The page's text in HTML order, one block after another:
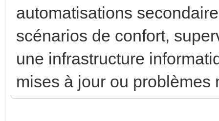
automatisations
scénarios de confort,
une infrastructure
mises à jour ou problèmes